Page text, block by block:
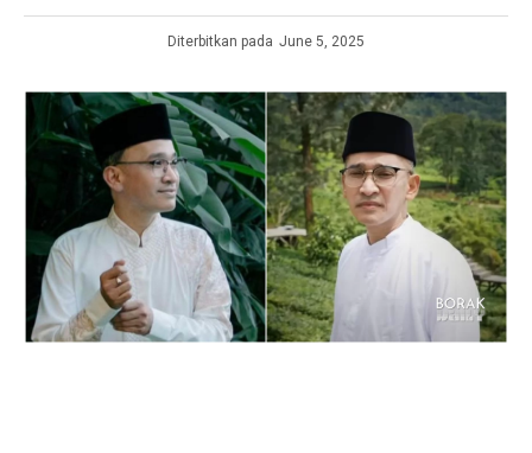
Diterbitkan pada June 5, 2025